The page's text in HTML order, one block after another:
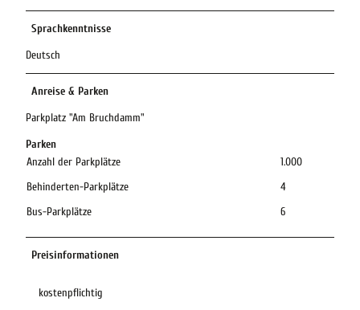
Sprachkenntnisse
Deutsch
Anreise & Parken
Parkplatz "Am Bruchdamm"
Parken
Anzahl der Parkplätze
1.000
Behinderten-Parkplätze
4
Bus-Parkplätze
6
Preisinformationen
kostenpflichtig